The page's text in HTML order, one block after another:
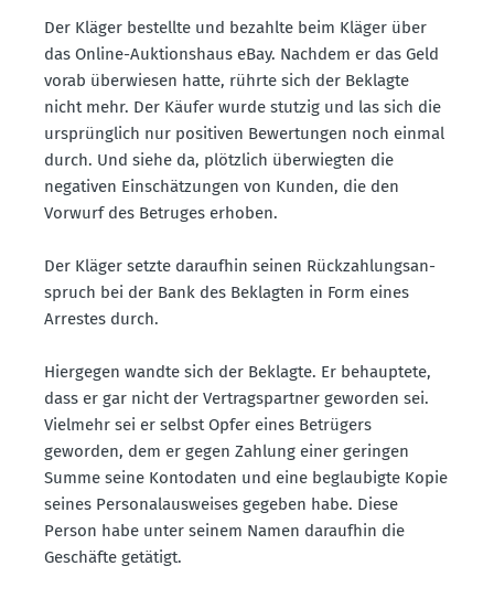
Der Kläger bestellte und bezahlte beim Kläger über
das Online-Aukti­onshaus eBay. Nachdem er das Geld
vorab überwiesen hatte, rührte sich der Beklagte
nicht mehr. Der Käufer wurde stutzig und las sich die
ursprünglich nur positiven Bewer­tungen noch einmal
durch. Und siehe da, plötzlich überwiegten die
negativen Einschät­zungen von Kunden, die den
Vorwurf des Betruges erhoben.
Der Kläger setzte daraufhin seinen Rückzah­lungs­an­
spruch bei der Bank des Beklagten in Form eines
Arrestes durch.
Hiergegen wandte sich der Beklagte. Er behauptete,
dass er gar nicht der Vertrags­partner geworden sei.
Vielmehr sei er selbst Opfer eines Betrügers
geworden, dem er gegen Zahlung einer geringen
Summe seine Konto­daten und eine beglau­bigte Kopie
seines Perso­nal­aus­weises gegeben habe. Diese
Person habe unter seinem Namen daraufhin die
Geschäfte getätigt.